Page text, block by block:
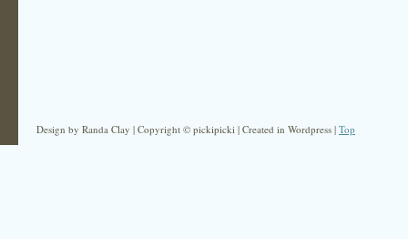
Design by Randa Clay | Copyright © pickipicki | Created in Wordpress | Top